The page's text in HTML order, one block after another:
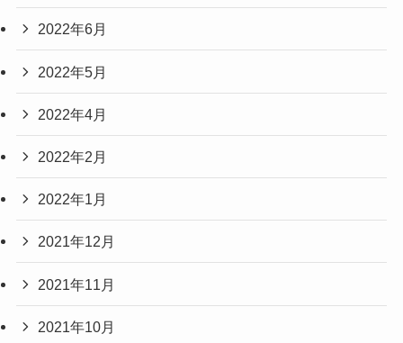
2022年6月
2022年5月
2022年4月
2022年2月
2022年1月
2021年12月
2021年11月
2021年10月